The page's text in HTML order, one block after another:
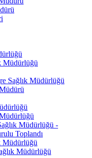
Müdürlüğü
Sağlık Müdürlüğü
Müdürlüğü -
Toplandı
Müdürlüğü
Müdürlüğü